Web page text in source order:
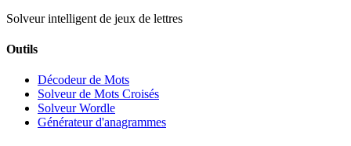
Solveur intelligent de jeux de lettres
Outils
Décodeur de Mots
Solveur de Mots Croisés
Solveur Wordle
Générateur d'anagrammes